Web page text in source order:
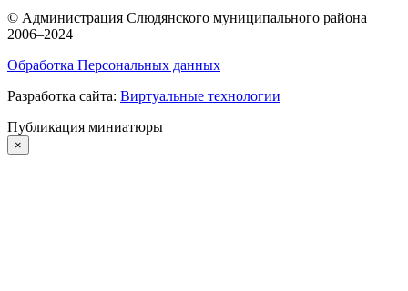
© Администрация Слюдянского муниципального района
2006–2024
Обработка Персональных данных
Разработка сайта: Виртуальные технологии
Публикация миниатюры
×